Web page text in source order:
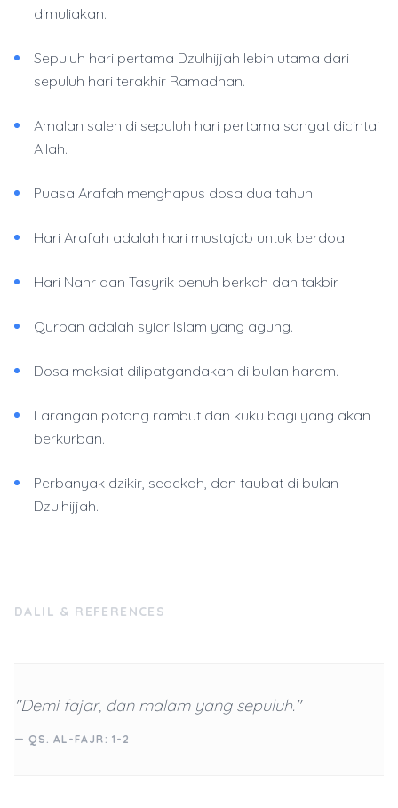
dimuliakan.
Sepuluh hari pertama Dzulhijjah lebih utama dari
sepuluh hari terakhir Ramadhan.
Amalan saleh di sepuluh hari pertama sangat dicintai
Allah.
Puasa Arafah menghapus dosa dua tahun.
Hari Arafah adalah hari mustajab untuk berdoa.
Hari Nahr dan Tasyrik penuh berkah dan takbir.
Qurban adalah syiar Islam yang agung.
Dosa maksiat dilipatgandakan di bulan haram.
Larangan potong rambut dan kuku bagi yang akan
berkurban.
Perbanyak dzikir, sedekah, dan taubat di bulan
Dzulhijjah.
DALIL & REFERENCES
"Demi fajar, dan malam yang sepuluh."
— QS. AL-FAJR: 1-2